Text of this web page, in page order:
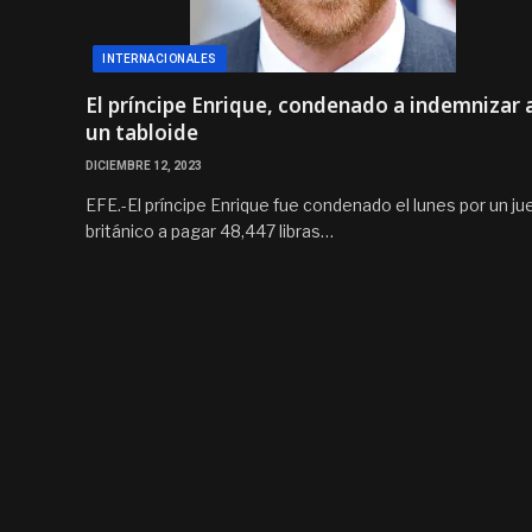
INTERNACIONALES
El príncipe Enrique, condenado a indemnizar
un tabloide
DICIEMBRE 12, 2023
EFE.-El príncipe Enrique fue condenado el lunes por un
británico a pagar 48,447 libras…